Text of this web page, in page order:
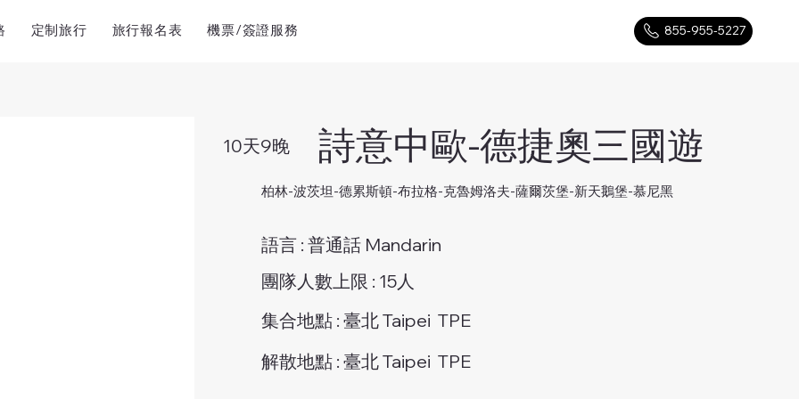
定制旅行 旅行報名表 機票/簽證服務 855-955-5227
柏林-波茨坦-德累斯頓-布拉格-克魯姆洛夫-薩爾茨堡-新天鵝堡-慕尼黑
解散地點 : 臺北 Taipei TPE
集合地點 : 臺北 Taipei TPE
團隊人數上限 : 15人
語言 : 普通話 Mandarin
詩意中歐-德捷奧三國遊
10天9晚